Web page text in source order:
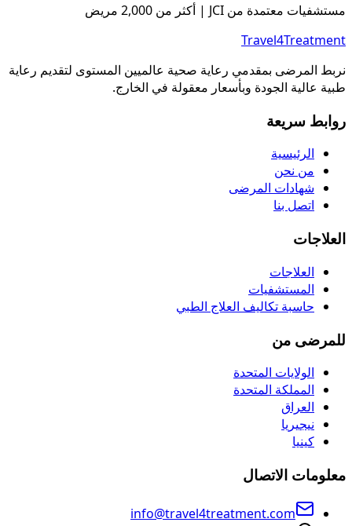
مستشفيات معتمدة من JCI | أكثر من 2,000 مريض
Travel4Treatment
نربط المرضى بمقدمي رعاية صحية عالميين المستوى لتقديم رعاية
طبية عالية الجودة وبأسعار معقولة في الخارج.
روابط سريعة
الرئيسية
من نحن
شهادات المرضى
اتصل بنا
العلاجات
العلاجات
المستشفيات
حاسبة تكاليف العلاج الطبي
للمرضى من
الولايات المتحدة
المملكة المتحدة
العراق
نيجيريا
كينيا
معلومات الاتصال
info@travel4treatment.com